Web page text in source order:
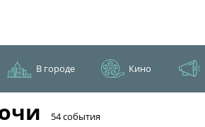
В городе Кино
​54 события